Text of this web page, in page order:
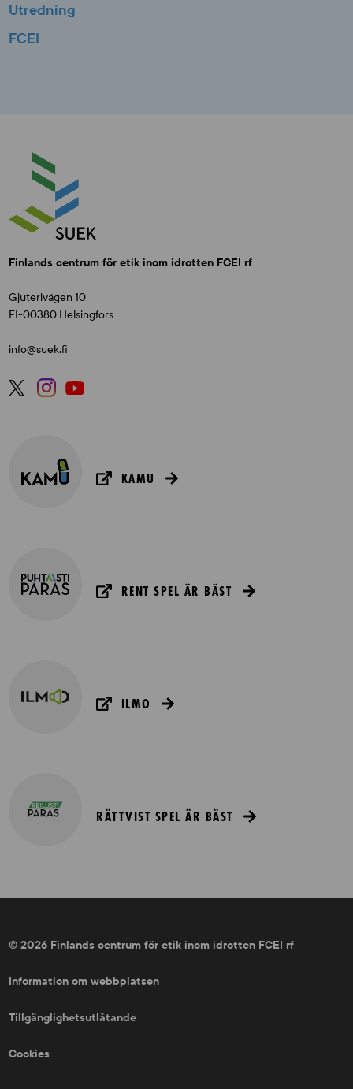
Utredning
FCEI
Finlands centrum för etik inom idrotten FCEI rf
Gjuterivägen 10
FI-00380 Helsingfors
info@suek.fi
KAMU
RENT SPEL ÄR BÄST
ILMO
RÄTTVIST SPEL ÄR BÄST
© 2026 Finlands centrum för etik inom idrotten FCEI rf
Information om webbplatsen
Tillgänglighetsutlåtande
Cookies